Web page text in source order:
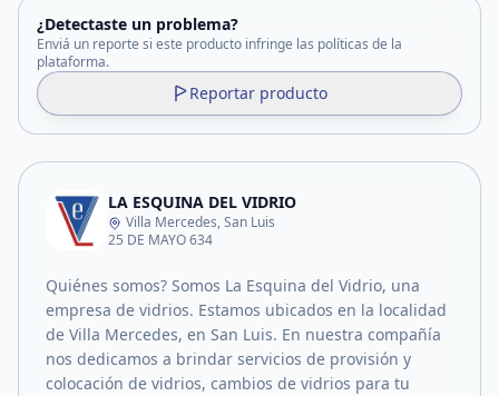
¿Detectaste un problema?
Enviá un reporte si este producto infringe las políticas de la
plataforma.
Reportar producto
LA ESQUINA DEL VIDRIO
Villa Mercedes, San Luis
25 DE MAYO 634
Quiénes somos? Somos La Esquina del Vidrio, una
empresa de vidrios. Estamos ubicados en la localidad
de Villa Mercedes, en San Luis. En nuestra compañía
nos dedicamos a brindar servicios de provisión y
colocación de vidrios, cambios de vidrios para tu